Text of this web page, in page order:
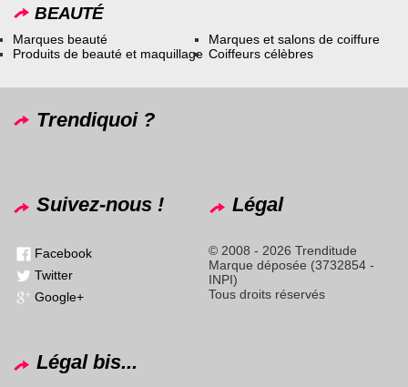
BEAUTÉ
Marques beauté
Produits de beauté et maquillage
Marques et salons de coiffure
Coiffeurs célèbres
Trendiquoi ?
Suivez-nous !
Facebook
Twitter
Google+
Légal
© 2008 - 2026 Trenditude
Marque déposée (3732854 -
INPI)
Tous droits réservés
Légal bis...